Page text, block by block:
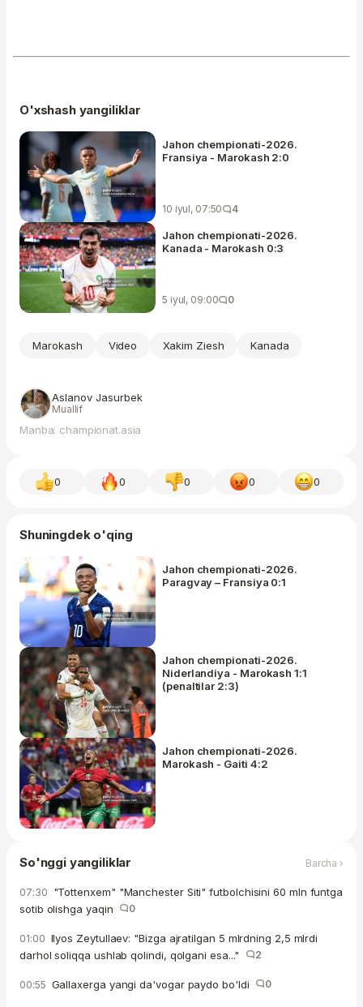
O'xshash yangiliklar
Jahon chempionati-2026.
Fransiya - Marokash 2:0
10 iyul, 07:50 4
Jahon chempionati-2026.
Kanada - Marokash 0:3
5 iyul, 09:00 0
Marokash Video Xakim Ziesh Kanada
Aslanov Jasurbek
Muallif
Manba: championat.asia
0 0 0 0 0
Shuningdek o'qing
Jahon chempionati-2026.
Paragvay – Fransiya 0:1
Jahon chempionati-2026.
Niderlandiya - Marokash 1:1
(penaltilar 2:3)
Jahon chempionati-2026.
Marokash - Gaiti 4:2
So'nggi yangiliklar Barcha ›
07:30 "Tottenxem" "Manchester Siti" futbolchisini 60 mln funtga
sotib olishga yaqin
0
01:00 Ilyos Zeytullaev: "Bizga ajratilgan 5 mlrdning 2,5 mlrdi
darhol soliqqa ushlab qolindi, qolgani esa..."
2
00:55 Gallaxerga yangi da'vogar paydo bo'ldi 0